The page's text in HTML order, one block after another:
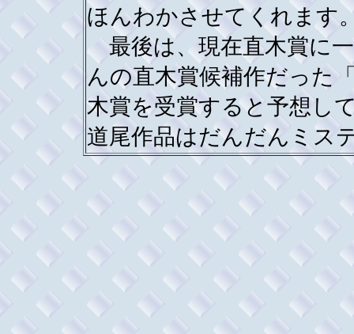
ほんわかさせてくれます
最後は、現在直木賞に
んの直木賞候補作だった
木賞を受賞すると予想し
道尾作品はだんだんミス